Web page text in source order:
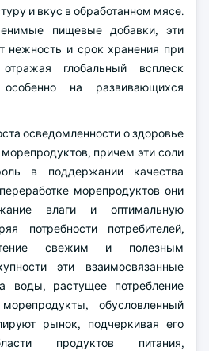
и вкус в обработанном мясе.
пищевые добавки, эти
нежность и срок хранения при
глобальный всплеск
на развивающихся
осведомленности о здоровье
причем эти соли
в поддержании качества
морепродуктов они
влаги и оптимальную
потребности потребителей,
свежим и полезным
эти взаимосвязанные
воды, растущее потребление
обусловленный
рынок, подчеркивая его
продуктов питания,